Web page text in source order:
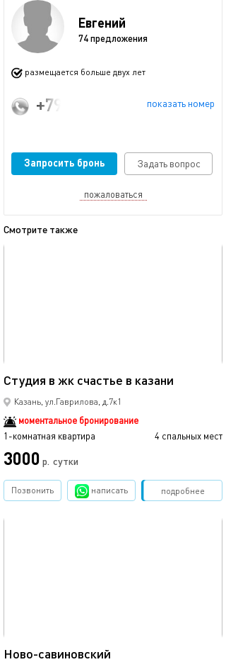
Евгений
74 предложения
размещается больше двух лет
показать номер
+79610500167
Запросить бронь Задать вопрос
пожаловаться
Смотрите также
Студия в жк счастье в казани
Казань, ул.Гаврилова, д.7к1
моментальное бронирование
1-комнатная квартира
4 спальных мест
3000 р. сутки
подробнее
Позвонить написать Забронировать
Ново-савиновский